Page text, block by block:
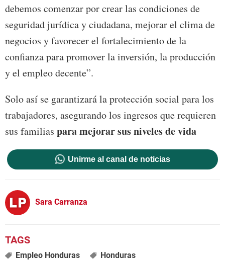
debemos comenzar por crear las condiciones de
seguridad jurídica y ciudadana, mejorar el clima de
negocios y favorecer el fortalecimiento de la
confianza para promover la inversión, la producción
y el empleo decente”.
Solo así se garantizará la protección social para los
trabajadores, asegurando los ingresos que requieren
sus familias para mejorar sus niveles de vida
Unirme al canal de noticias
Sara Carranza
Empleo Honduras Honduras